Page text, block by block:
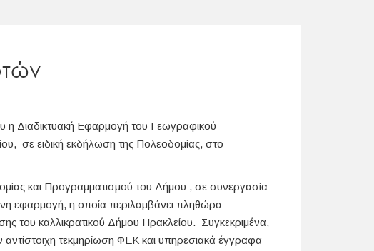
η Διαδικτυακή Εφαρμογή του Γεωγραφικού
σε ειδική εκδήλωση της Πολεοδομίας, στο
και Προγραμματισμού του Δήμου , σε συνεργασία
εφαρμογή, η οποία περιλαμβάνει πληθώρα
του καλλικρατικού Δήμου Ηρακλείου. Συγκεκριμένα,
τεκμηρίωση ΦΕΚ και υπηρεσιακά έγγραφα